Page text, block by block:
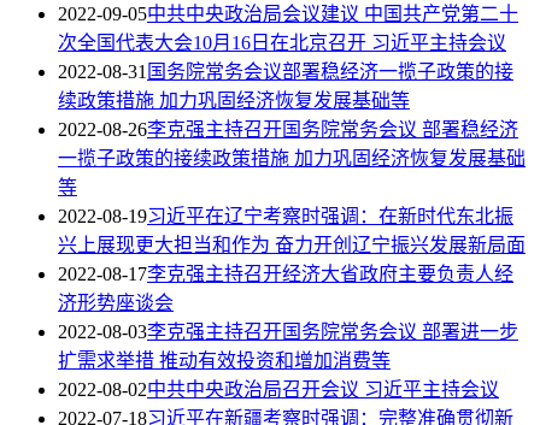
2022-09-05中共中央政治局会议建议 中国共产党第二十
次全国代表大会10月16日在北京召开 习近平主持会议
2022-08-31 国务院常务会议部署稳经济一揽子政策的接
续政策措施 加力巩固经济恢复发展基础等
2022-08-26李克强主持召开国务院常务会议 部署稳经济
一揽子政策的接续政策措施 加力巩固经济恢复发展基础
等
2022-08-19习近平在辽宁考察时强调：在新时代东北振
兴上展现更大担当和作为 奋力开创辽宁振兴发展新局面
2022-08-17李克强主持召开经济大省政府主要负责人经
济形势座谈会
2022-08-03李克强主持召开国务院常务会议 部署进一步
扩需求举措 推动有效投资和增加消费等
2022-08-02中共中央政治局召开会议 习近平主持会议
2022-07-18习近平在新疆考察时强调：完整准确贯彻新